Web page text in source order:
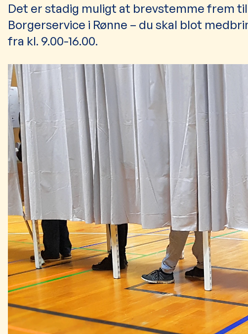
Det er stadig muligt at brevstemme frem
Borgerservice i Rønne – du skal blot
fra kl. 9.00-16.00.